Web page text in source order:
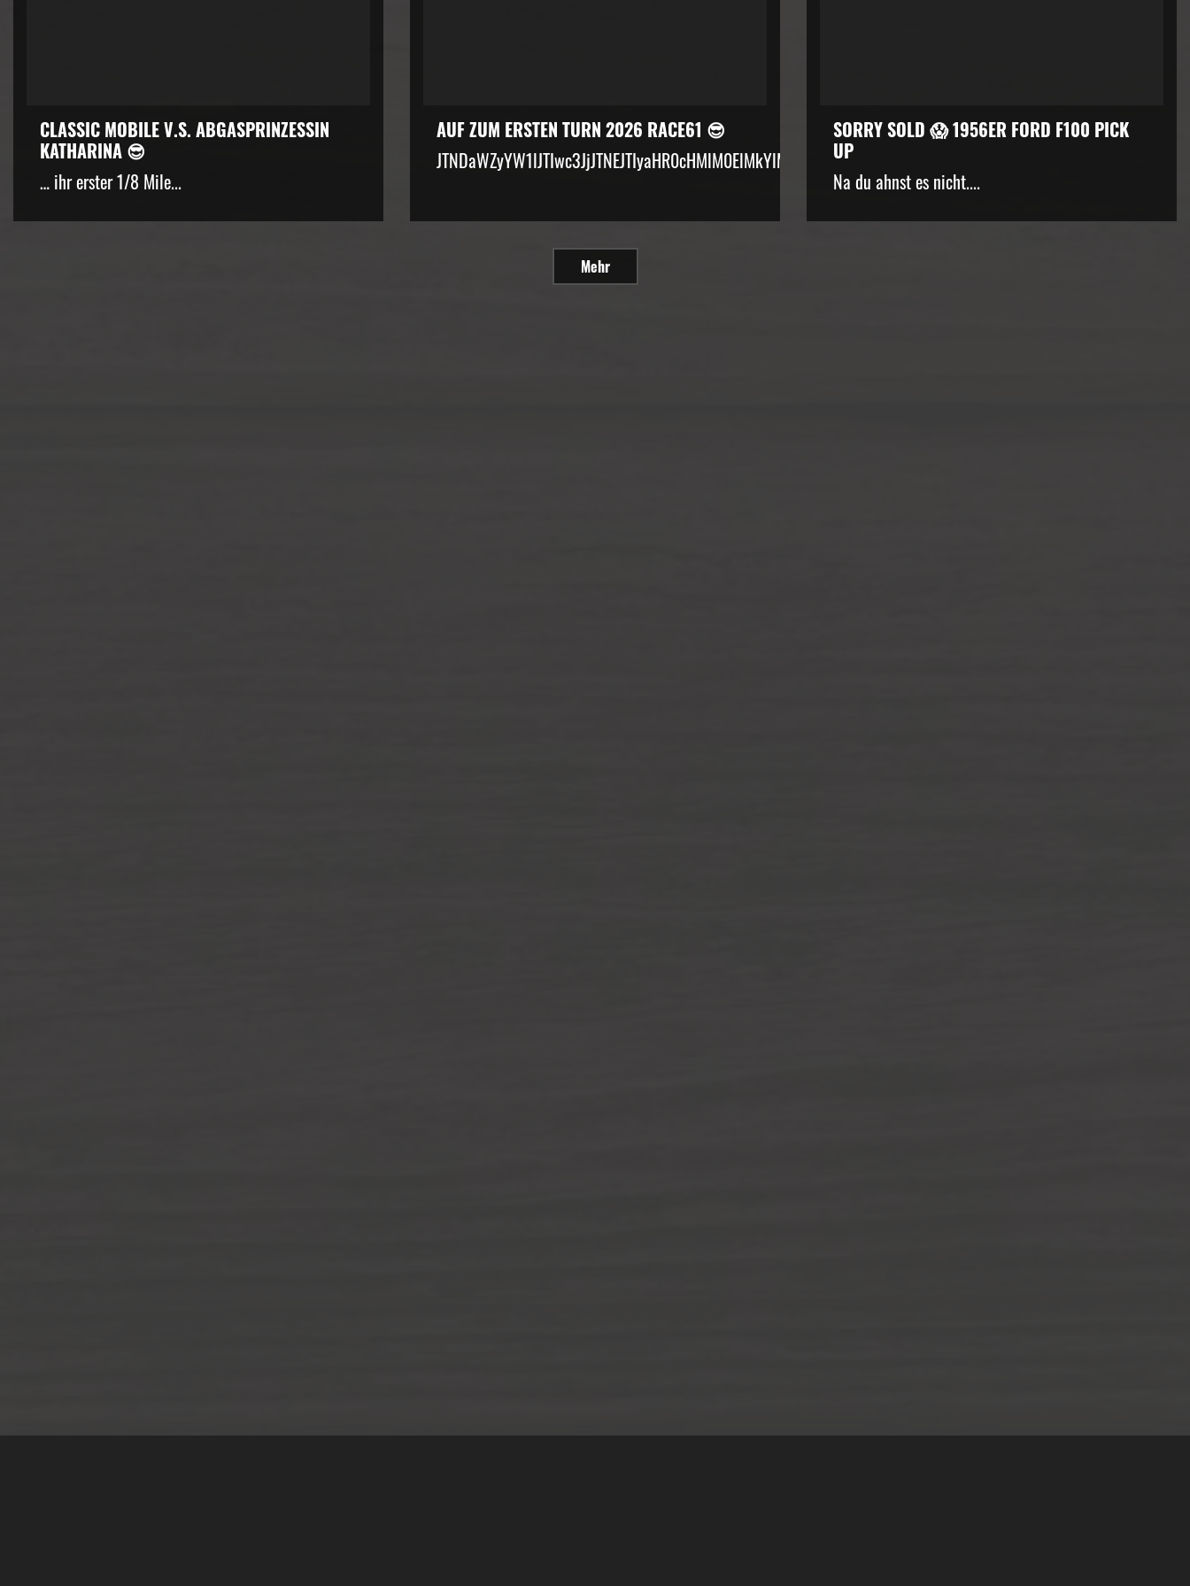
CLASSIC MOBILE V.S. ABGASPRINZESSIN
KATHARINA 😎
… ihr erster 1/8 Mile...
AUF ZUM ERSTEN TURN 2026 RACE61 😎
SORRY SOLD 😱 1956ER FORD F100 PICK
UP
Na du ahnst es nicht....
Mehr